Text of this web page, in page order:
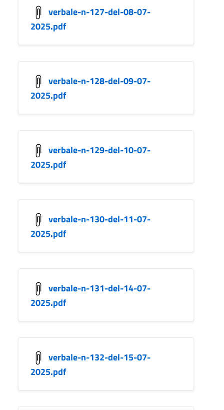
verbale-n-127-del-08-07-
2025.pdf
verbale-n-128-del-09-07-
2025.pdf
verbale-n-129-del-10-07-
2025.pdf
verbale-n-130-del-11-07-
2025.pdf
verbale-n-131-del-14-07-
2025.pdf
verbale-n-132-del-15-07-
2025.pdf